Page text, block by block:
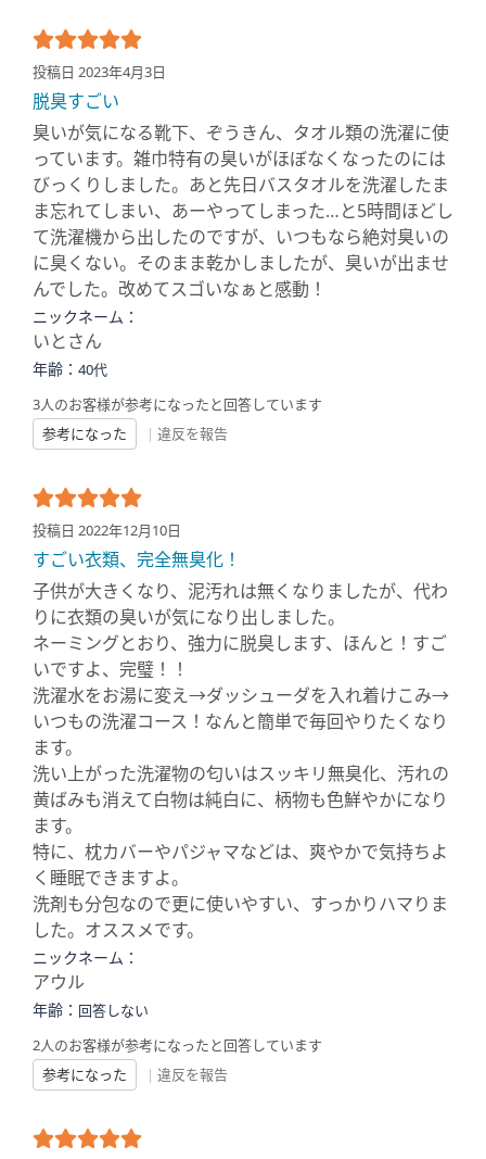
投稿日 2023年4月3日
脱臭すごい
臭いが気になる靴下、ぞうきん、タオル類の洗濯に使
っています。雑巾特有の臭いがほぼなくなったのには
びっくりしました。あと先日バスタオルを洗濯したま
ま忘れてしまい、あーやってしまった…と5時間ほどし
て洗濯機から出したのですが、いつもなら絶対臭いの
に臭くない。そのまま乾かしましたが、臭いが出ませ
んでした。改めてスゴいなぁと感動！
ニックネーム：
いとさん
年齢： 40代
3人のお客様が参考になったと回答しています
参考になった
| 違反を報告
投稿日 2022年12月10日
すごい衣類、完全無臭化！
子供が大きくなり、泥汚れは無くなりましたが、代わ
りに衣類の臭いが気になり出しました。
ネーミングとおり、強力に脱臭します、ほんと！すご
いですよ、完璧！！
洗濯水をお湯に変え→ダッシューダを入れ着けこみ→
いつもの洗濯コース！なんと簡単で毎回やりたくなり
ます。
洗い上がった洗濯物の匂いはスッキリ無臭化、汚れの
黄ばみも消えて白物は純白に、柄物も色鮮やかになり
ます。
特に、枕カバーやパジャマなどは、爽やかで気持ちよ
く睡眠できますよ。
洗剤も分包なので更に使いやすい、すっかりハマりま
した。オススメです。
ニックネーム：
アウル
年齢： 回答しない
2人のお客様が参考になったと回答しています
参考になった
| 違反を報告